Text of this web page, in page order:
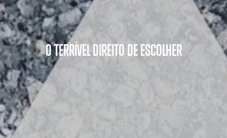
O TERRÍVEL DIREITO DE ESCOLHER